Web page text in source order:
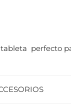
perfecto